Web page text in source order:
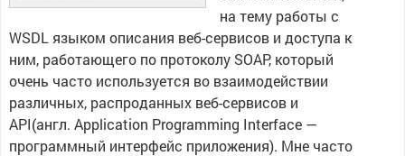
на тему работы с
WSDL языком описания веб-сервисов и доступа к
ним, работающего по протоколу SOAP, который
очень часто используется во взаимодействии
различных, распроданных веб-сервисов и
API(англ. Application Programming Interface —
программный интерфейс приложения). Мне часто